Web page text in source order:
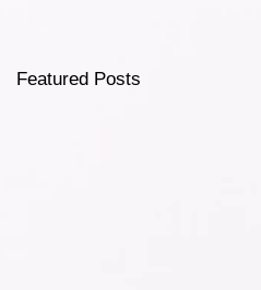
Featured Posts